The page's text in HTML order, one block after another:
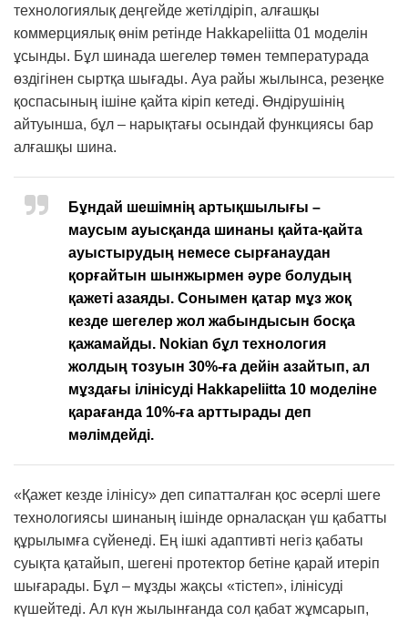
технологиялық деңгейде жетілдіріп, алғашқы
коммерциялық өнім ретінде Hakkapeliitta 01 моделін
ұсынды. Бұл шинада шегелер төмен температурада
өздігінен сыртқа шығады. Ауа райы жылынса, резеңке
қоспасының ішіне қайта кіріп кетеді. Өндірушінің
айтуынша, бұл – нарықтағы осындай функциясы бар
алғашқы шина.
Бұндай шешімнің артықшылығы –
маусым ауысқанда шинаны қайта-қайта
ауыстырудың немесе сырғанаудан
қорғайтын шынжырмен әуре болудың
қажеті азаяды. Сонымен қатар мұз жоқ
кезде шегелер жол жабындысын босқа
қажамайды. Nokian бұл технология
жолдың тозуын 30%-ға дейін азайтып, ал
мұздағы ілінісуді Hakkapeliitta 10 моделіне
қарағанда 10%-ға арттырады деп
мәлімдейді.
«Қажет кезде ілінісу» деп сипатталған қос әсерлі шеге
технологиясы шинаның ішінде орналасқан үш қабатты
құрылымға сүйенеді. Ең ішкі адаптивті негіз қабаты
суықта қатайып, шегені протектор бетіне қарай итеріп
шығарады. Бұл – мұзды жақсы «тістеп», ілінісуді
күшейтеді. Ал күн жылынғанда сол қабат жұмсарып,